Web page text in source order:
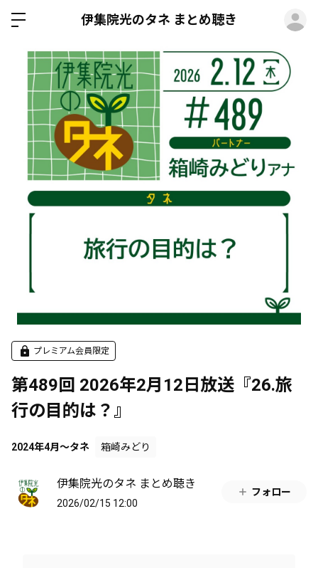
伊集院光のタネ まとめ聴き
プレミアム会員限定
第489回 2026年2月12日放送『26.旅
行の目的は？』
2024年4月～タネ 箱崎みどり
伊集院光のタネ まとめ聴き
2026/02/15 12:00
フォロー